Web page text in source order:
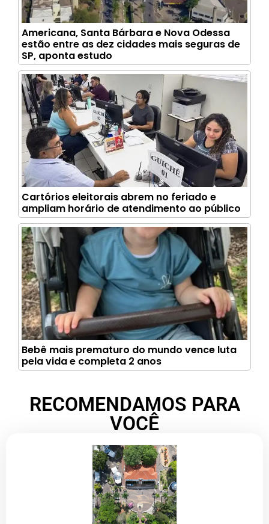
Americana, Santa Bárbara e Nova Odessa
estão entre as dez cidades mais seguras de
SP, aponta estudo
Cartórios eleitorais abrem no feriado e
ampliam horário de atendimento ao público
Bebê mais prematuro do mundo vence luta
pela vida e completa 2 anos
RECOMENDAMOS PARA
VOCÊ